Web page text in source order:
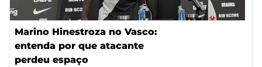
Marino Hinestroza no Vasco:
entenda por que atacante
perdeu espaço